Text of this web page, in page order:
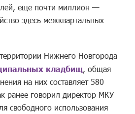
еще почти миллион —
здесь межквартальных
Нижнего Новгорода
кладбищ, общая
на них составляет 580
ранее говорил директор МКУ
свободного использования